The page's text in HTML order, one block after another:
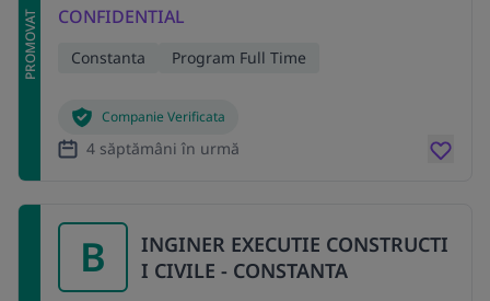
PROMOVAT CONFIDENTIAL
Constanta Program Full Time
Companie Verificata
4 săptămâni în urmă
B
INGINER EXECUTIE CONSTRUCTI
I CIVILE - CONSTANTA